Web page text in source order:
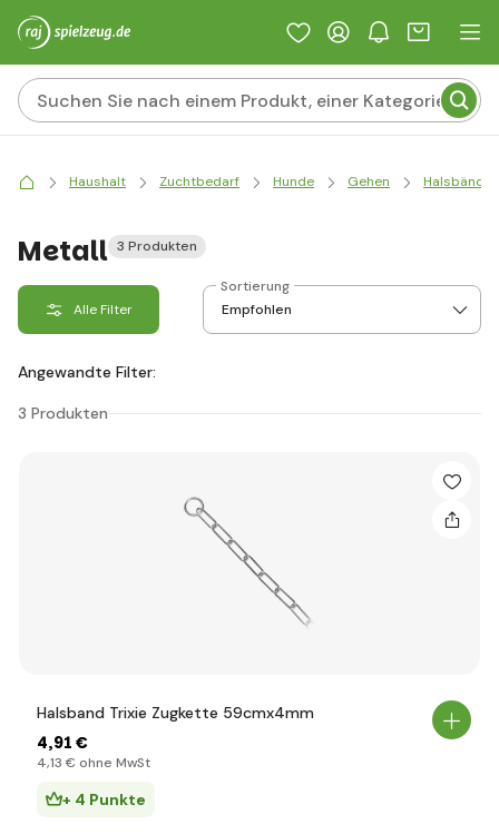
Haushalt Zuchtbedarf Hunde Gehen Halsbänder
Metall 3 Produkten
Alle Filter
Sortierung
Angewandte Filter:
3 Produkten
Halsband Trixie Zugkette 59cmx4mm
4,91 €
4,13 € ohne MwSt
+ 4 Punkte